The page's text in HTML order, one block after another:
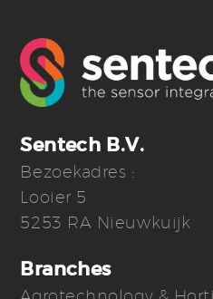
Sentech B.V.
Bezoekadres :
Looier 5
5253 RA Nieuwkuijk
Branches